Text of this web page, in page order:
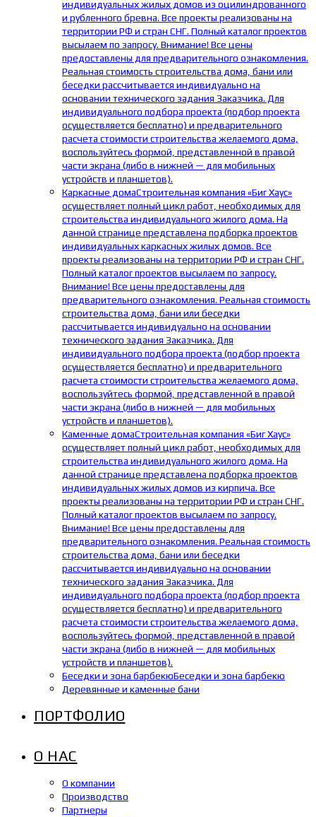
индивидуальных жилых домов из оцилиндрованного
и рубленного бревна. Все проекты реализованы на
территории РФ и стран СНГ. Полный каталог проектов
высылаем по запросу. Внимание! Все цены
предоставлены для предварительного ознакомления.
Реальная стоимость строительства дома, бани или
беседки рассчитывается индивидуально на
основании технического задания Заказчика. Для
индивидуального подбора проекта (подбор проекта
осуществляется бесплатно) и предварительного
расчета стоимости строительства желаемого дома,
воспользуйтесь формой, представленной в правой
части экрана (либо в нижней — для мобильных
устройств и планшетов).
Каркасные домаСтроительная компания «Биг Хаус»
осуществляет полный цикл работ, необходимых для
строительства индивидуального жилого дома. На
данной странице представлена подборка проектов
индивидуальных каркасных жилых домов. Все
проекты реализованы на территории РФ и стран СНГ.
Полный каталог проектов высылаем по запросу.
Внимание! Все цены предоставлены для
предварительного ознакомления. Реальная стоимость
строительства дома, бани или беседки
рассчитывается индивидуально на основании
технического задания Заказчика. Для
индивидуального подбора проекта (подбор проекта
осуществляется бесплатно) и предварительного
расчета стоимости строительства желаемого дома,
воспользуйтесь формой, представленной в правой
части экрана (либо в нижней — для мобильных
устройств и планшетов).
Каменные домаСтроительная компания «Биг Хаус»
осуществляет полный цикл работ, необходимых для
строительства индивидуального жилого дома. На
данной странице представлена подборка проектов
индивидуальных жилых домов из кирпича. Все
проекты реализованы на территории РФ и стран СНГ.
Полный каталог проектов высылаем по запросу.
Внимание! Все цены предоставлены для
предварительного ознакомления. Реальная стоимость
строительства дома, бани или беседки
рассчитывается индивидуально на основании
технического задания Заказчика. Для
индивидуального подбора проекта (подбор проекта
осуществляется бесплатно) и предварительного
расчета стоимости строительства желаемого дома,
воспользуйтесь формой, представленной в правой
части экрана (либо в нижней — для мобильных
устройств и планшетов).
Беседки и зона барбекюБеседки и зона барбекю
Деревянные и каменные бани
ПОРТФОЛИО
О НАС
О компании
Производство
Партнеры